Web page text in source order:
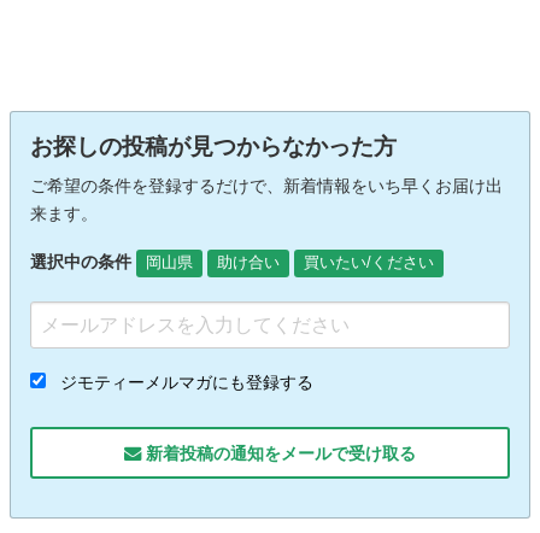
お探しの投稿が見つからなかった方
ご希望の条件を登録するだけで、新着情報をいち早くお届け出
来ます。
選択中の条件 岡山県 助け合い 買いたい/ください
ジモティーメルマガにも登録する
新着投稿の通知をメールで受け取る